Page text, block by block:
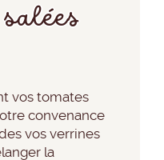
vos tomates
convenance
vos verrines
la